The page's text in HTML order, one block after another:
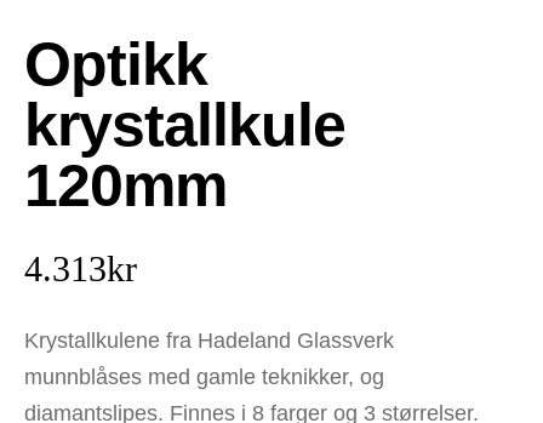
Optikk
krystallkule
120mm
4.313kr
Krystallkulene fra Hadeland Glassverk
munnblåses med gamle teknikker, og
diamantslipes. Finnes i 8 farger og 3 størrelser.